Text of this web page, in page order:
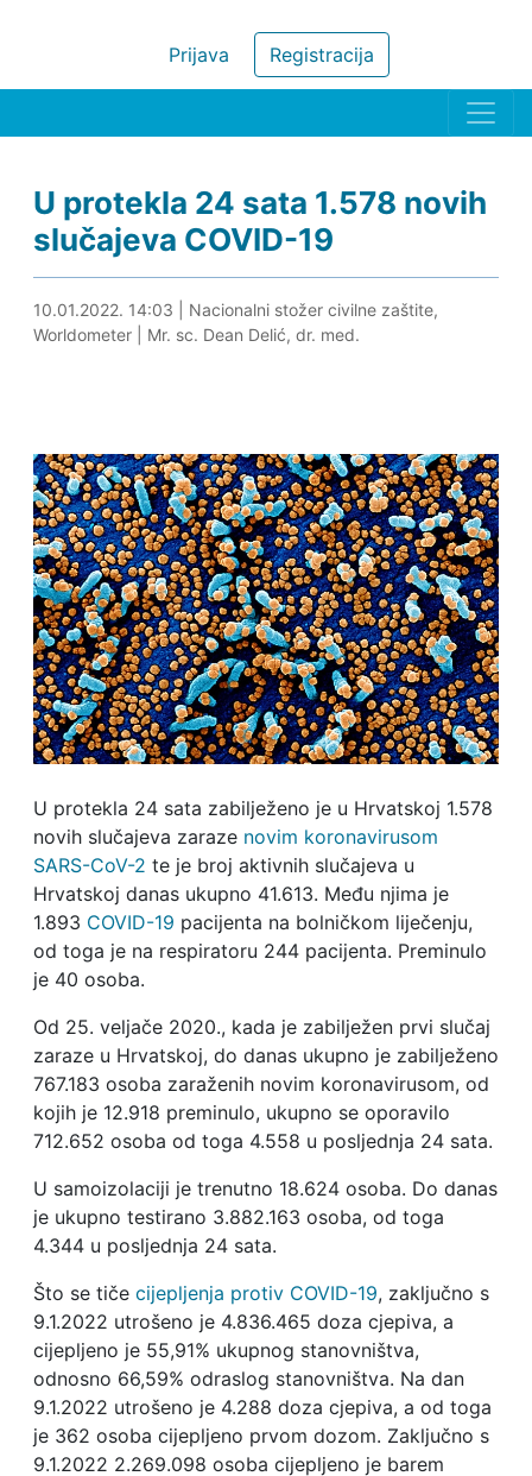
Registracija
Prijava
U protekla 24 sata 1.578 novih
slučajeva COVID-19
10.01.2022. 14:10
10.01.2022. 14:03
Nacionalni stožer civilne zaštite,
Worldometer| Mr. sc. Dean Delić, dr. med.
U protekla 24 sata zabilježeno je u Hrvatskoj 1.578
novih slučajeva zaraze novim koronavirusom
SARS-CoV-2 te je broj aktivnih slučajeva u
Hrvatskoj danas ukupno 41.613. Među njima je
1.893 COVID-19 pacijenta na bolničkom liječenju,
od toga je na respiratoru 244 pacijenta. Preminulo
je 40 osoba.
Od 25. veljače 2020., kada je zabilježen prvi slučaj
zaraze u Hrvatskoj, do danas ukupno je zabilježeno
767.183 osoba zaraženih novim koronavirusom, od
kojih je 12.918 preminulo, ukupno se oporavilo
712.652 osoba od toga 4.558 u posljednja 24 sata.
U samoizolaciji je trenutno 18.624 osoba. Do danas
je ukupno testirano 3.882.163 osoba, od toga
4.344 u posljednja 24 sata.
Što se tiče cijepljenja protiv COVID-19, zaključno s
9.1.2022 utrošeno je 4.836.465 doza cjepiva, a
cijepljeno je 55,91% ukupnog stanovništva,
odnosno 66,59% odraslog stanovništva. Na dan
9.1.2022 utrošeno je 4.288 doza cjepiva, a od toga
je 362 osoba cijepljeno prvom dozom. Zaključno s
9.1.2022 2.269.098 osoba cijepljeno je barem